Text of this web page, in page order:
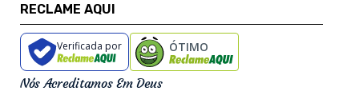
RECLAME AQUI
Verificada por ÓTIMO
Nós Acreditamos Em Deus